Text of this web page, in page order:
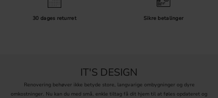
30 dages returret Sikre betalinger
IT'S DESIGN
Renovering behøver ikke betyde store, langvarige ombygninger og dyre
omkostninger. Nu kan du med små, enkle tiltag få dit hjem til at føles opdateret og